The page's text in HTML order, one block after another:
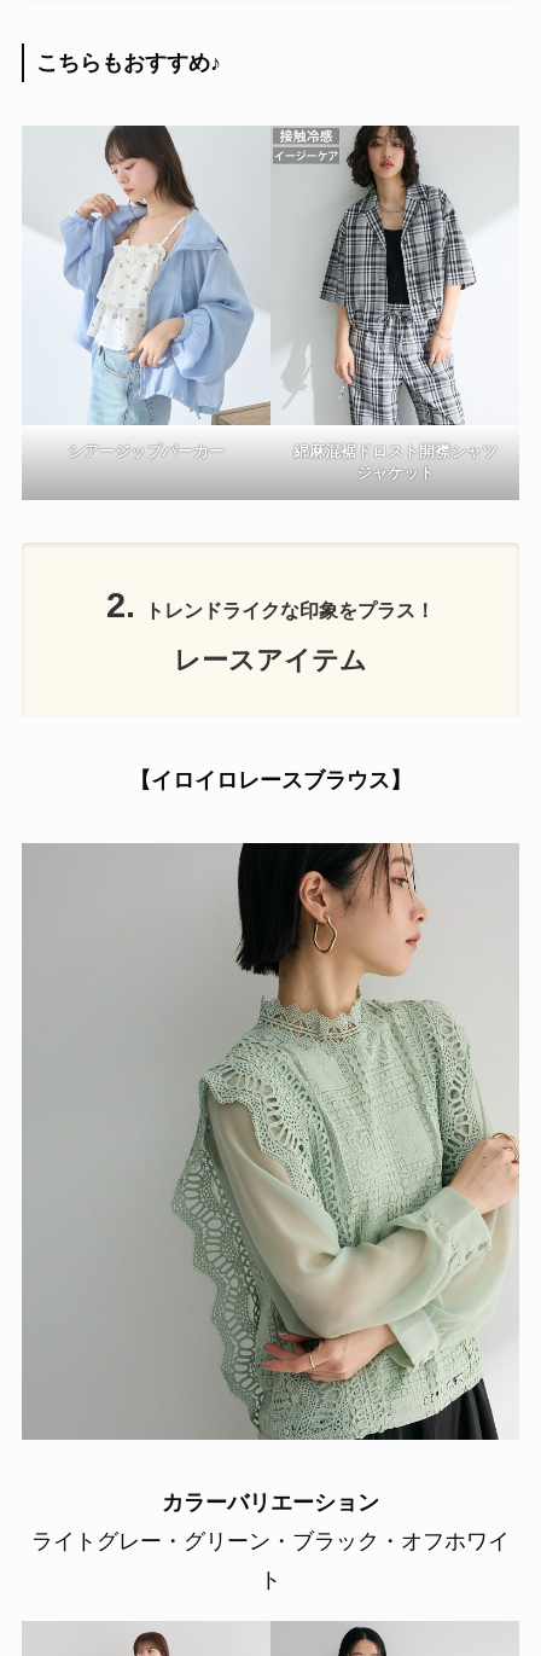
こちらもおすすめ♪
シアージップパーカー
綿麻混裾ドロスト開襟シャツ
ジャケット
2. トレンドライクな印象をプラス！
レースアイテム
【イロイロレースブラウス】
カラーバリエーション
ライトグレー・グリーン・ブラック・オフホワイ
ト